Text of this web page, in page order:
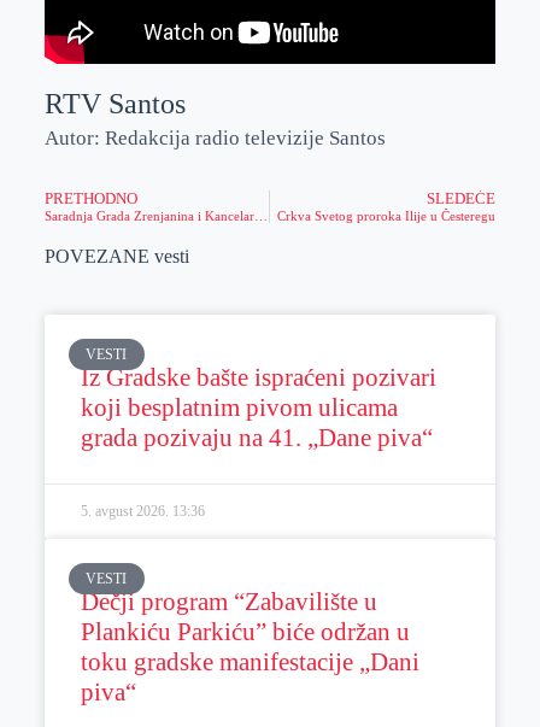
RTV Santos
Autor: Redakcija radio televizije Santos
PRETHODNO
Saradnja Grada Zrenjanina i Kancelarije za borbu protiv droga
SLEDEĆE
Crkva Svetog proroka Ilije u Česteregu
POVEZANE vesti
VESTI
Iz Gradske bašte ispraćeni pozivari
koji besplatnim pivom ulicama
grada pozivaju na 41. „Dane piva“
5. avgust 2026. 13:36
VESTI
Dečji program “Zabavilište u
Plankiću Parkiću” biće održan u
toku gradske manifestacije „Dani
piva“